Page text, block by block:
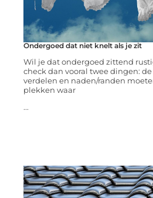
Ondergoed dat niet knelt als je zit
Wil je dat ondergoed zittend
check dan vooral twee dingen:
verdelen en naden/randen
plekken waar
...